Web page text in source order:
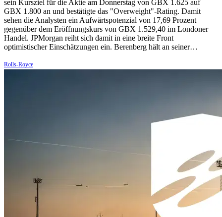
sein Kursziel für die Aktie am Donnerstag von GBX 1.625 auf
GBX 1.800 an und bestätigte das "Overweight"-Rating. Damit
sehen die Analysten ein Aufwärtspotenzial von 17,69 Prozent
gegenüber dem Eröffnungskurs von GBX 1.529,40 im Londoner
Handel. JPMorgan reiht sich damit in eine breite Front
optimistischer Einschätzungen ein. Berenberg hält an seiner…
Rolls-Royce